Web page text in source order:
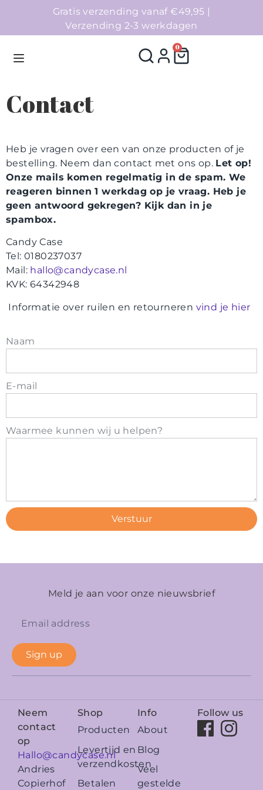
Gratis verzending vanaf €49,95 |
Verzending 2-3 werkdagen
0
Telefoonhoesjes
Accessoires
Sale
Collecties
Contact
Contact
Heb je vragen over een van onze producten of je
bestelling. Neem dan contact met ons op. Let op!
Onze mails komen regelmatig in de spam. We
reageren binnen 1 werkdag op je vraag. Heb je
geen antwoord gekregen? Kijk dan in je
spambox.
Candy Case
Tel: 0180237037
Mail: hallo@candycase.nl
KVK: 64342948
Informatie over ruilen en retourneren vind je hier
Naam
E-mail
Waarmee kunnen wij u helpen?
Verstuur
Meld je aan voor onze nieuwsbrief
Sign up
Neem
contact
op
Hallo@candycase.nl
Andries
Copierhof
Shop
Producten
Levertijd en
verzendkosten
Betalen
Info
About
Blog
Veel
gestelde
Follow us